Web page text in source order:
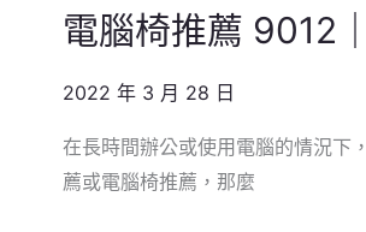
電腦椅推薦 9012
2022 年 3 月 28 日
在長時間辦公或使用電腦的情況下
薦或電腦椅推薦，那麼
舒
撐